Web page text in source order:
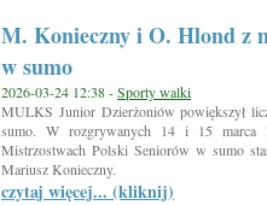
M. Konieczny i O. Hlond z
w sumo
2026-03-24 12:38 -Sporty walki
MULKS Junior Dzierżoniów powiększył
sumo. W rozgrywanych 14 i 15 marca
Mistrzostwach Polski Seniorów w sumo
Mariusz Konieczny.
czytaj więcej... (kliknij)